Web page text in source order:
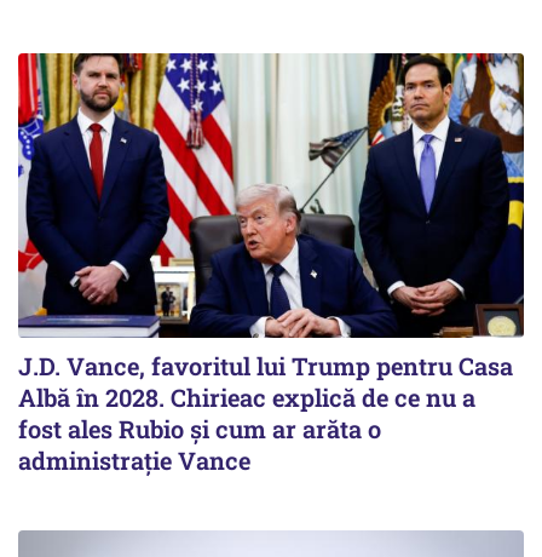
J.D. Vance, favoritul lui Trump pentru Casa
Albă în 2028. Chirieac explică de ce nu a
fost ales Rubio și cum ar arăta o
administrație Vance